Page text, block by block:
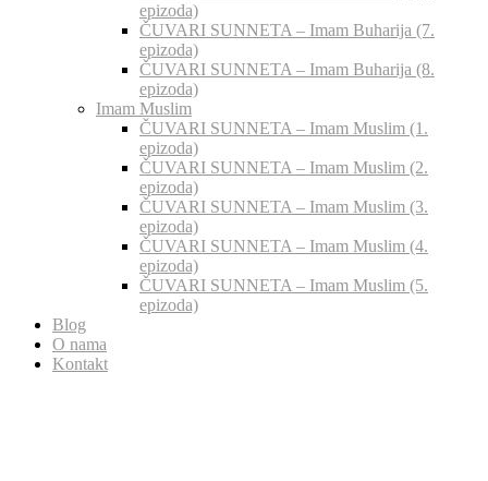
epizoda)
ČUVARI SUNNETA – Imam Buharija (7.
epizoda)
ČUVARI SUNNETA – Imam Buharija (8.
epizoda)
Imam Muslim
ČUVARI SUNNETA – Imam Muslim (1.
epizoda)
ČUVARI SUNNETA – Imam Muslim (2.
epizoda)
ČUVARI SUNNETA – Imam Muslim (3.
epizoda)
ČUVARI SUNNETA – Imam Muslim (4.
epizoda)
ČUVARI SUNNETA – Imam Muslim (5.
epizoda)
Blog
O nama
Kontakt